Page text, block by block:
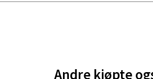
Andre kjøpte